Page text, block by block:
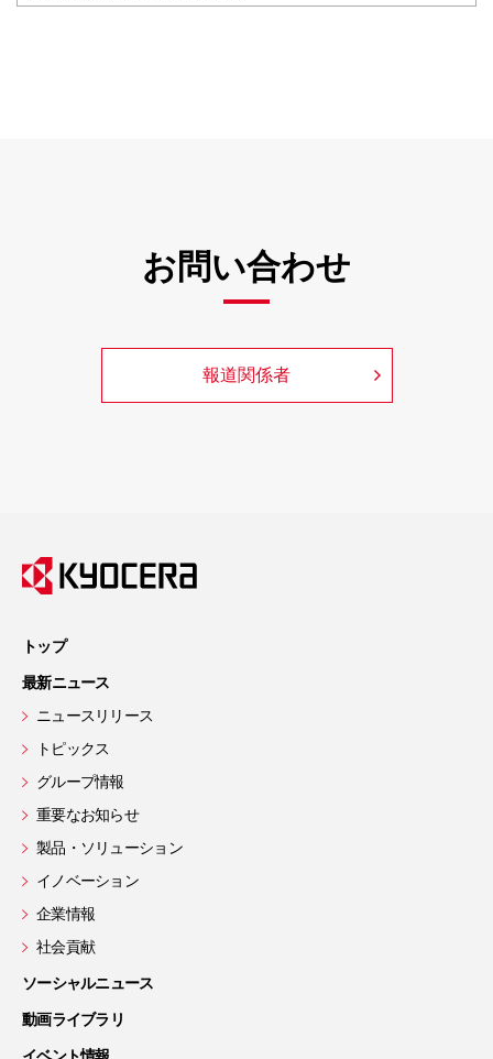
お問い合わせ
報道関係者
トップ
最新ニュース
ニュースリリース
トピックス
グループ情報
重要なお知らせ
製品・ソリューション
イノベーション
企業情報
社会貢献
ソーシャルニュース
動画ライブラリ